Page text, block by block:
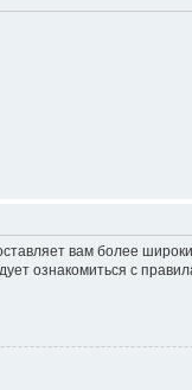
вам более
ознакомиться с